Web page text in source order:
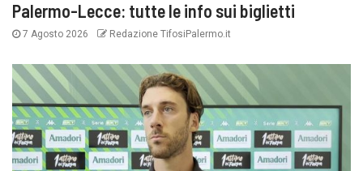
Palermo-Lecce: tutte le info sui biglietti
7 Agosto 2026 Redazione TifosiPalermo.it